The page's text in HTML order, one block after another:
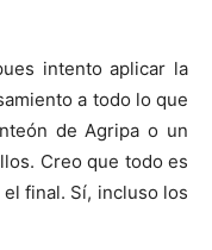
intento aplicar la
a todo lo que
de Agripa o un
Creo que todo es
final. Sí, incluso los